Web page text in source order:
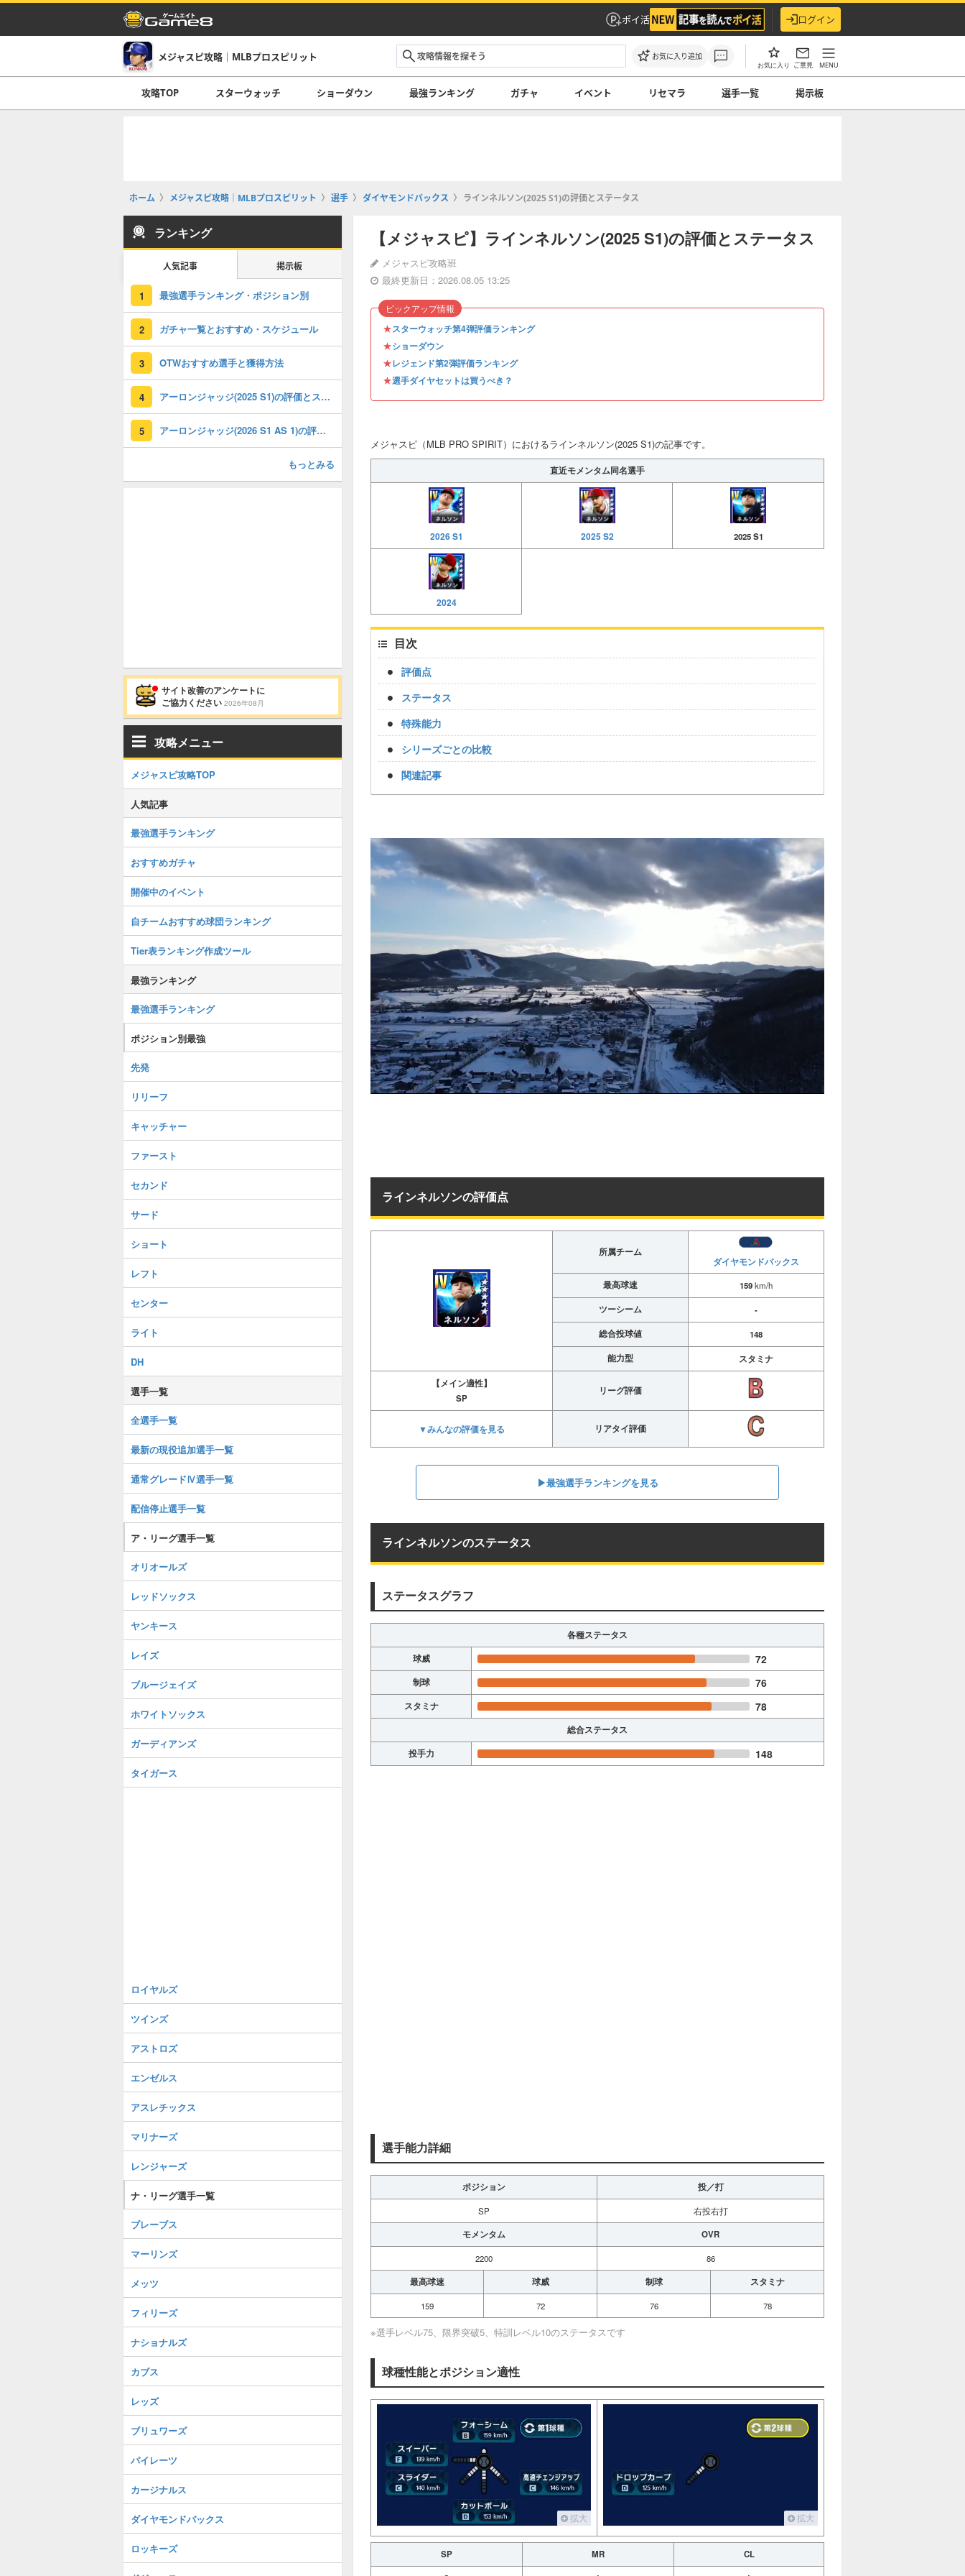
ポイ活 ログイン
メジャスピ攻略｜MLBプロスピリット お気に入り追加
お気に入り ご意見 MENU
攻略TOP スターウォッチ ショーダウン 最強ランキング ガチャ イベント リセマラ 選手一覧 掲示板
ホーム メジャスピ攻略｜MLBプロスピリット 選手 ダイヤモンドバックス ラインネルソン(2025 S1)の評価とステータス
【メジャスピ】ラインネルソン(2025 S1)の評価とステータス
メジャスピ攻略班
最終更新日：2026.08.05 13:25
★スターウォッチ第4弾評価ランキング
★ショーダウン
★レジェンド第2弾評価ランキング
★選手ダイヤセットは買うべき？
ピックアップ情報
メジャスピ（MLB PRO SPIRIT）におけるラインネルソン(2025 S1)の記事です。
直近モメンタム同名選手
2026 S1 2025 S2 2025 S1
2024
目次
評価点
ステータス
特殊能力
シリーズごとの比較
関連記事
ラインネルソンの評価点
所属チーム
ダイヤモンドバックス
最高球速 159km/h
ツーシーム
-
総合投球値
148
能力型
スタミナ
【メイン適性】
SP
リーグ評価
▼みんなの評価を見る リアタイ評価
▶︎最強選手ランキングを見る
ラインネルソンのステータス
ステータスグラフ
各種ステータス
球威
72
制球 76
スタミナ 78
総合ステータス
投手力
148
選手能力詳細
ポジション 投／打
SP 右投右打
モメンタム OVR
2200 86
最高球速 球威 制球 スタミナ
159 72 76 78
※選手レベル75、限界突破5、特訓レベル10のステータスです
球種性能とポジション適性
拡大 拡大
SP MR CL
ランキング
人気記事 掲示板
1 最強選手ランキング・ポジション別
2 ガチャ一覧とおすすめ・スケジュール
3 OTWおすすめ選手と獲得方法
4 アーロンジャッジ(2025 S1)の評価とステータス
5 アーロンジャッジ(2026 S1 AS 1)の評価とステータス
もっとみる
サイト改善のアンケートに
ご協力ください 2026年08月
攻略メニュー
メジャスピ攻略TOP
人気記事
最強選手ランキング
おすすめガチャ
開催中のイベント
自チームおすすめ球団ランキング
Tier表ランキング作成ツール
最強ランキング
最強選手ランキング
ポジション別最強
先発
リリーフ
キャッチャー
ファースト
セカンド
サード
ショート
レフト
センター
ライト
DH
選手一覧
全選手一覧
最新の現役追加選手一覧
通常グレードⅣ選手一覧
配信停止選手一覧
ア・リーグ選手一覧
オリオールズ
レッドソックス
ヤンキース
レイズ
ブルージェイズ
ホワイトソックス
ガーディアンズ
タイガース
ロイヤルズ
ツインズ
アストロズ
エンゼルス
アスレチックス
マリナーズ
レンジャーズ
ナ・リーグ選手一覧
ブレーブス
マーリンズ
メッツ
フィリーズ
ナショナルズ
カブス
レッズ
ブリュワーズ
パイレーツ
カージナルス
ダイヤモンドバックス
ロッキーズ